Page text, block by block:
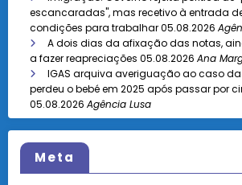
escancaradas", mas recetivo à entrada
condições para trabalhar05.08.2026
A dois dias da afixação das notas,
a fazer reapreciações 05.08.2026 Ana
IGAS arquiva averiguação ao caso
perdeu o bebé em 2025 após passar por
05.08.2026 Agência Lusa
Meta